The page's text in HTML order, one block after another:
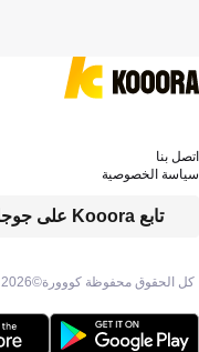
كل الحقوق محفوظة كووورة©2026
تابع Kooora على جوجل
اتصل بنا
سياسة الخصوصية